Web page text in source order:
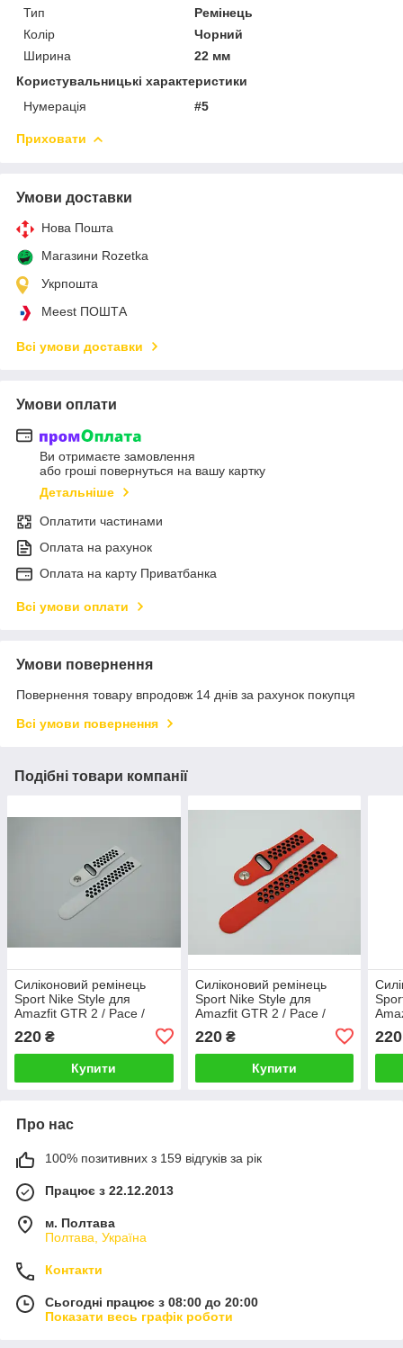
Тип
Ремінець
Колір
Чорний
Ширина
22 мм
Користувальницькі характеристики
Нумерація
#5
Приховати
Умови доставки
Нова Пошта
Магазини Rozetka
Укрпошта
Meest ПОШТА
Всі умови доставки
Умови оплати
Ви отримаєте замовлення
або гроші повернуться на вашу картку
Детальніше
Оплатити частинами
Оплата на рахунок
Оплата на карту Приватбанка
Всі умови оплати
Умови повернення
Повернення товару впродовж 14 днів за рахунок покупця
Всі умови повернення
Подібні товари компанії
Силіконовий ремінець
Sport Nike Style для
Amazfit GTR 2 / Pace /
Чорний 1791P
220 ₴
Купити
Силіконовий ремінець
Sport Nike Style для
Amazfit GTR 2 / Pace /
Stratos / 22 мм Червоний /
Чорний 1791P
220₴
Купити
220
Про нас
100% позитивних з 159 відгуків за рік
Працює з 22.12.2013
м. Полтава
Полтава, Україна
Контакти
Сьогодні працює з 08:00 до 20:00
Показати весь графік роботи